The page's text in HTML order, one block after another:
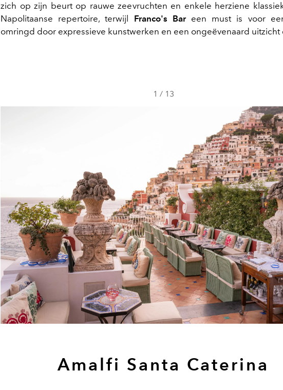
zich op zijn beurt op rauwe zeevruchten en enkele herziene
Napolitaanse repertoire, terwijl Franco's Bareen must is voor
omringd door expressieve kunstwerken en een ongeëvenaard uitzicht
1 / 13
Amalfi Santa Caterina